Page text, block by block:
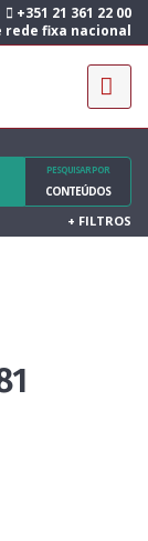
+351 21 361 22 00
rede fixa nacional
PESQUISAR POR
CONTEÚDOS
+ FILTROS